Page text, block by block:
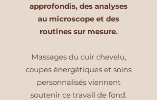
approfondis, des analyses
au microscope et des
routines sur mesure.
Massages du cuir chevelu,
coupes énergétiques et soins
personnalisés viennent
soutenir ce travail de fond.